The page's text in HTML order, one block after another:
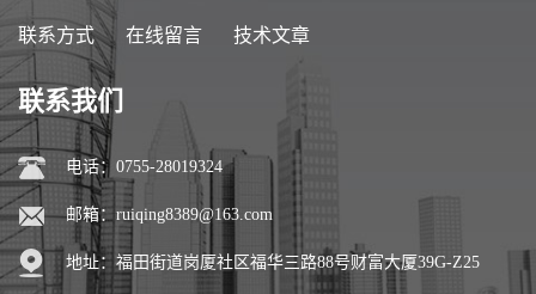
联系方式 在线留言 技术文章
联系我们
电话：0755-28019324
邮箱： ruiqing8389@163.com
地址：福田街道岗厦社区福华三路88号财富大厦39G-Z25